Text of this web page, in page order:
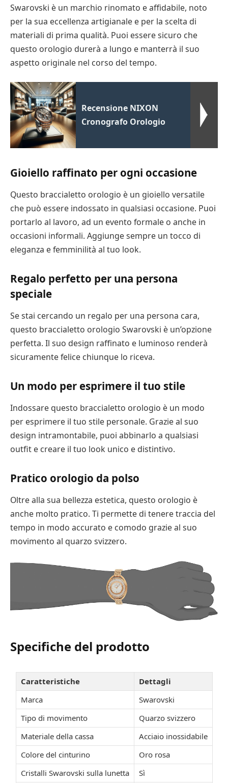
Swarovski è un marchio rinomato e affidabile, noto
per la sua eccellenza artigianale e per la scelta di
materiali di prima qualità. Puoi essere sicuro che
questo orologio durerà a lungo e manterrà il suo
aspetto originale nel corso del tempo.
Recensione NIXON
Cronografo Orologio
Gioiello raffinato per ogni occasione
Questo braccialetto orologio è un gioiello versatile
che può essere indossato in qualsiasi occasione. Puoi
portarlo al lavoro, ad un evento formale o anche in
occasioni informali. Aggiunge sempre un tocco di
eleganza e femminilità al tuo look.
Regalo perfetto per una persona
speciale
Se stai cercando un regalo per una persona cara,
questo braccialetto orologio Swarovski è un’opzione
perfetta. Il suo design raffinato e luminoso renderà
sicuramente felice chiunque lo riceva.
Un modo per esprimere il tuo stile
Indossare questo braccialetto orologio è un modo
per esprimere il ​​tuo stile personale. Grazie al suo
design intramontabile, puoi abbinarlo a qualsiasi
outfit e creare il tuo look unico e distintivo.
Pratico orologio da polso
Oltre alla sua bellezza estetica, questo orologio è
anche molto pratico. Ti permette di tenere traccia del
tempo in modo accurato e comodo grazie al suo
movimento al quarzo svizzero.
Specifiche del prodotto
Caratteristiche
Dettagli
Marca
Swarovski
Tipo di movimento
Quarzo svizzero
Materiale della cassa
Acciaio inossidabile
Colore del cinturino
Oro rosa
Cristalli Swarovski sulla lunetta
Sì